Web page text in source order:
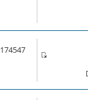
174547